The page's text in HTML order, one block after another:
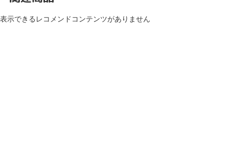
表示できるレコメンドコンテンツがありません